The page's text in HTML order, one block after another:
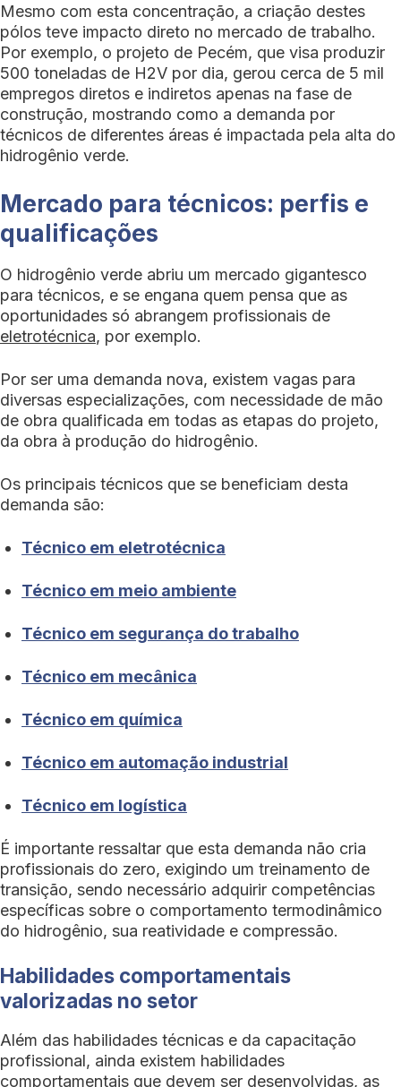
Mesmo com esta concentração, a criação destes
pólos teve impacto direto no mercado de trabalho.
Por exemplo, o projeto de Pecém, que visa produzir
500 toneladas de H2V por dia, gerou cerca de 5 mil
empregos diretos e indiretos apenas na fase de
construção, mostrando como a demanda por
técnicos de diferentes áreas é impactada pela alta do
hidrogênio verde.
Mercado para técnicos: perfis e
qualificações
O hidrogênio verde abriu um mercado gigantesco
para técnicos, e se engana quem pensa que as
oportunidades só abrangem profissionais de
eletrotécnica, por exemplo.
Por ser uma demanda nova, existem vagas para
diversas especializações, com necessidade de mão
de obra qualificada em todas as etapas do projeto,
da obra à produção do hidrogênio.
Os principais técnicos que se beneficiam desta
demanda são:
Técnico em eletrotécnica
Técnico em meio ambiente
Técnico em segurança do trabalho
Técnico em mecânica
Técnico em química
Técnico em automação industrial
Técnico em logística
É importante ressaltar que esta demanda não cria
profissionais do zero, exigindo um treinamento de
transição, sendo necessário adquirir competências
específicas sobre o comportamento termodinâmico
do hidrogênio, sua reatividade e compressão.
Habilidades comportamentais
valorizadas no setor
Além das habilidades técnicas e da capacitação
profissional, ainda existem habilidades
comportamentais que devem ser desenvolvidas, as